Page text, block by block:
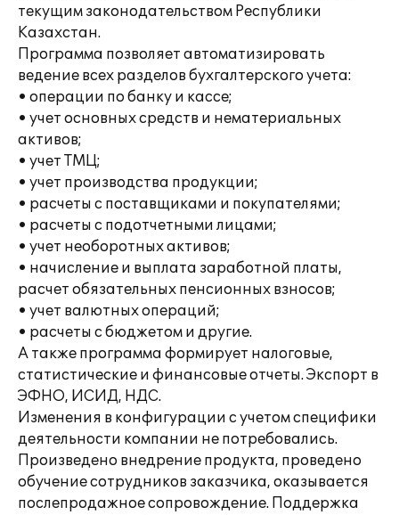
текущим законодательством Республики
Казахстан.
Программа позволяет автоматизировать
ведение всех разделов бухгалтерского учета:
• операции по банку и кассе;
• учет основных средств и нематериальных
активов;
• учет ТМЦ;
• учет производства продукции;
• расчеты с поставщиками и покупателями;
• расчеты с подотчетными лицами;
• учет необоротных активов;
• начисление и выплата заработной платы,
расчет обязательных пенсионных взносов;
• учет валютных операций;
• расчеты с бюджетом и другие.
А также программа формирует налоговые,
статистические и финансовые отчеты. Экспорт в
ЭФНО, ИСИД, НДС.
Изменения в конфигурации с учетом специфики
деятельности компании не потребовались.
Произведено внедрение продукта, проведено
обучение сотрудников заказчика, оказывается
послепродажное сопровождение. Поддержка